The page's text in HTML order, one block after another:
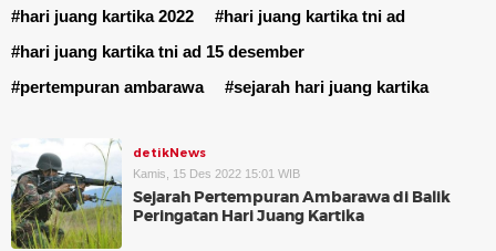
#hari juang kartika 2022
#hari juang kartika tni ad
#hari juang kartika tni ad 15 desember
#pertempuran ambarawa
#sejarah hari juang kartika
detikNews
Kamis, 15 Des 2022 15:01 WIB
Sejarah Pertempuran Ambarawa di Balik
Peringatan Hari Juang Kartika